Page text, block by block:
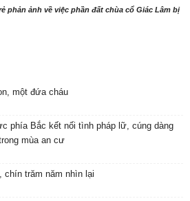
phản ảnh về việc phần đất chùa cổ Giác Lâm bị
một đứa cháu
phía Bắc kết nối tình pháp lữ, cúng dàng
mùa an cư
chín trăm năm nhìn lại